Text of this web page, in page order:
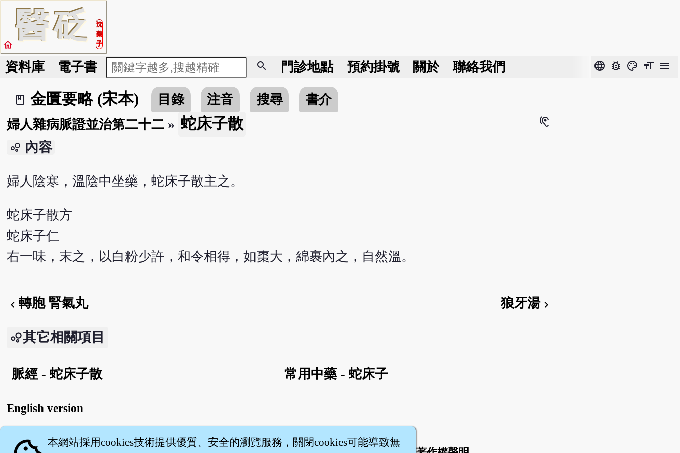
醫砭
沈
藥
子
home
資料庫 電子書 search 門診地點 預約掛號 關於 聯絡我們 language bug_report color_lens format_size menu
book_2
金匱要略 (宋本) 目錄 注音 搜尋
書介
婦人雜病脈證並治第二十二» 蛇床子散 hearing
bubble_chart 內容
婦人陰寒，溫陰中坐藥，蛇床子散主之。
蛇床子散方
蛇床子仁
右一味，末之，以白粉少許，和令相得，如棗大，綿裹內之，自然溫。
chevron_left 轉胞 腎氣丸 狼牙湯chevron_right
其它相關項目
脈經 - 蛇床子散 常用中藥 - 蛇床子
English version
本網站採用cookies技術提供優質、安全的瀏覽服務，關閉cookies可能導致無